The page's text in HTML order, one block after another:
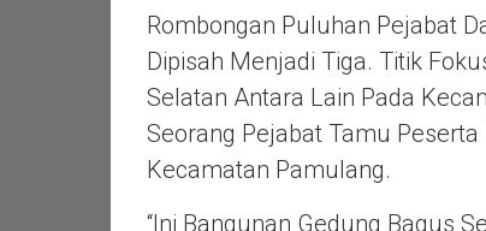
Rombongan Puluhan Pejabat
Dipisah Menjadi Tiga. Titik
Selatan Antara Lain Pada
Seorang Pejabat Tamu
Kecamatan Pamulang.
“Ini Bangunan Gedung Bagus